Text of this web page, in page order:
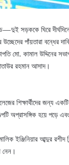
সড়ককে ঘিরে
পাঁয়তারা বন্ধের
মো. কামাল উদ্দিনের
রহমান আসাদ।
শিক্ষার্থীদের জন্য একটি
অপ্রাসঙ্গিক হয়ে পড়ে
ইঞ্জিনিয়ার আব্দুর রশীদ
নেন।